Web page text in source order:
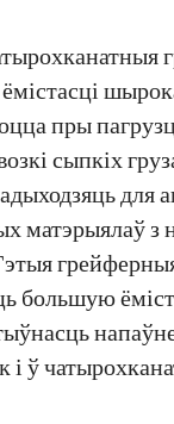
пры
сыпкіх
для
матэрыялаў з
большую
і ў